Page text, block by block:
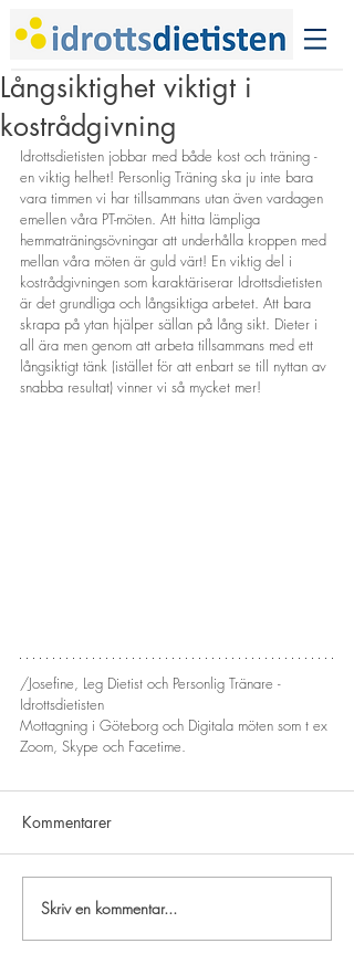
Långsiktighet viktigt i
kostrådgivning
Idrottsdietisten jobbar med både kost och träning -
en viktig helhet! Personlig Träning ska ju inte bara
vara timmen vi har tillsammans utan även vardagen
emellen våra PT-möten. Att hitta lämpliga
hemmaträningsövningar att underhålla kroppen med
mellan våra möten är guld värt! En viktig del i
kostrådgivningen som karaktäriserar Idrottsdietisten
är det grundliga och långsiktiga arbetet. Att bara
skrapa på ytan hjälper sällan på lång sikt. Dieter i
all ära men genom att arbeta tillsammans med ett
långsiktigt tänk (istället för att enbart se till nyttan av
snabba resultat) vinner vi så mycket mer!
/Josefine, Leg Dietist och Personlig Tränare -
Idrottsdietisten
Mottagning i Göteborg och Digitala möten som t ex
Zoom, Skype och Facetime.
Kommentarer
Skriv en kommentar...